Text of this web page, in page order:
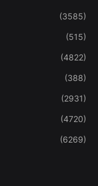
(3585)
(515)
(4822)
(388)
(2931)
(4720)
(6269)